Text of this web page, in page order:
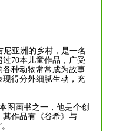
亚洲的乡村，是一名
70本儿童作品，广受
种动物常常成为故事
得分外细腻生动，充
画书之一，他是个创
作品有《谷希》与